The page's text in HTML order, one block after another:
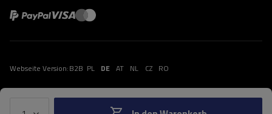
Webseite Version:B2B PL DE AT NL CZ RO